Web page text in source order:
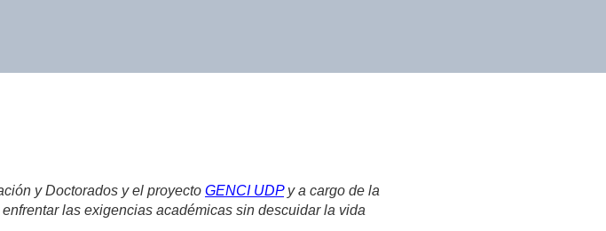
y Doctorados y el proyecto GENCI UDPy a cargo de la
las exigencias académicas sin descuidar la vida